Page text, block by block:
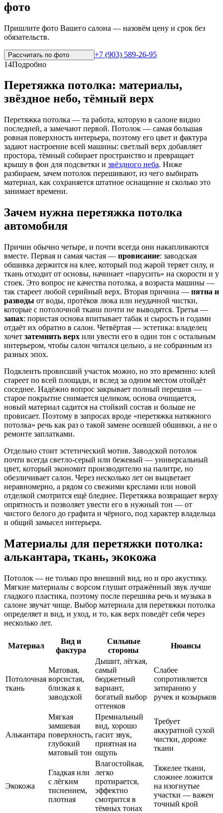
фото
Пришлите фото Вашего салона — назовём цену и срок без
обязательств.
Рассчитать по фото
+7 (903) 589-26-95
14Подробно
Перетяжка потолка: материалы,
звёздное небо, тёмный верх
Перетяжка потолка — та работа, которую в салоне видно
последней, а замечают первой. Потолок — самая большая
ровная поверхность интерьера, поэтому его цвет и фактура
задают настроение всей машины: светлый верх добавляет
простора, тёмный собирает пространство и превращает
крышу в фон для подсветки и звёздного неба. Ниже
разбираем, зачем потолок перешивают, из чего выбирать
материал, как сохраняется штатное оснащение и сколько это
занимает времени.
Зачем нужна перетяжка потолка
автомобиля
Причин обычно четыре, и почти всегда они накапливаются
вместе. Первая и самая частая — провисание: заводская
обшивка держится на клее, который под жарой теряет силу, и
ткань отходит от основы, начинает «парусить» на скорости и у
стоек. Это вопрос не качества потолка, а возраста машины —
так стареет любой серийный верх. Вторая причина — пятна и
разводы от воды, протёков люка или неудачной чистки,
которые с потолочной ткани почти не выводятся. Третья —
запах: пористая основа впитывает табак и сырость и годами
отдаёт их обратно в салон. Четвёртая — эстетика: владелец
хочет затемнить верх или увести его в один тон с остальным
интерьером, чтобы салон читался цельно, а не собранным из
разных эпох.
Подклеить провисший участок можно, но это временно: клей
стареет по всей площади, и вслед за одним местом отойдёт
соседнее. Надёжно вопрос закрывает полный перешив —
старое покрытие снимается целиком, основа очищается,
новый материал садится на стойкий состав и больше не
провисает. Поэтому в запросах вроде «перетяжка натяжного
потолка» речь как раз о такой замене осевшей обшивки, а не о
ремонте заплатками.
Отдельно стоит эстетический мотив. Заводской потолок
почти всегда светло-серый или бежевый — универсальный
цвет, который экономит производителю на палитре, но
обезличивает салон. Через несколько лет он выцветает
неравномерно, а рядом со свежими креслами или новой
отделкой смотрится ещё бледнее. Перетяжка возвращает верху
опрятность и позволяет увести его в нужный тон — от
чистого белого до графита и чёрного, под характер владельца
и общий замысел интерьера.
Материалы для перетяжки потолка:
алькантара, ткань, экокожа
Потолок — не только про внешний вид, но и про акустику.
Мягкие материалы с ворсом глушат отражённый звук лучше
гладкого пластика, поэтому после перешива речь и музыка в
салоне звучат чище. Выбор материала для перетяжки потолка
определяет и вид, и уход, и то, как верх поведёт себя через
несколько лет.
Материал
Вид и
фактура
Сильные
стороны
Нюансы
Потолочная
ткань
Матовая,
ворсистая,
близкая к
заводской
Дышит, лёгкая,
самый
бюджетный
вариант,
богатый выбор
оттенков
Слабее
сопротивляется
затиранию у
ручек и козырьков
Алькантара
Мягкая
замшевая
поверхность,
глубокий
матовый тон
Премиальный
вид, хорошо
гасит звук,
приятная на
ощупь
Требует
аккуратной сухой
чистки, дороже
ткани
Экокожа
Гладкая или
с лёгким
тиснением,
плотная
Влагостойкая,
легко
протирается,
эффектно
смотрится в
тёмных тонах
Тяжелее ткани,
сложнее ложится
на изогнутые
участки — важен
точный крой